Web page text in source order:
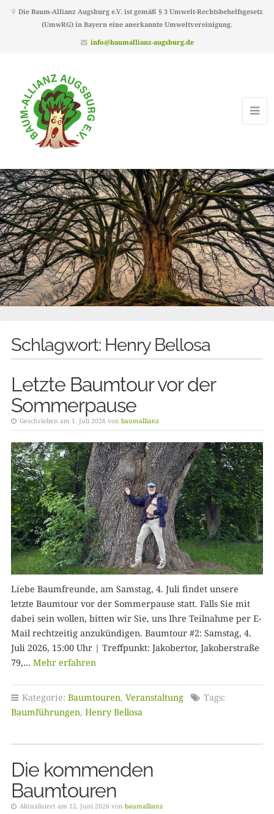
Die Baum-Allianz Augsburg e.V. ist gemäß § 3 Umwelt-Rechtsbehelfsgesetz
(UmwRG) in Bayern eine anerkannte Umweltvereinigung.
info@baumallianz-augsburg.de
Schlagwort: Henry Bellosa
Letzte Baumtour vor der
Sommerpause
Geschrieben am 1. Juli 2026 von baumallianz
Liebe Baumfreunde, am Samstag, 4. Juli findet unsere
letzte Baumtour vor der Sommerpause statt. Falls Sie mit
dabei sein wollen, bitten wir Sie, uns Ihre Teilnahme per E-
Mail rechtzeitig anzukündigen. Baumtour #2: Samstag, 4.
Juli 2026, 15:00 Uhr | Treffpunkt: Jakobertor, Jakoberstraße
79,… Mehr erfahren
Kategorie: Baumtouren, Veranstaltung
Tags:
Baumführungen, Henry Bellosa
Die kommenden
Baumtouren
Aktualisiert am 12. Juni 2026 von baumallianz